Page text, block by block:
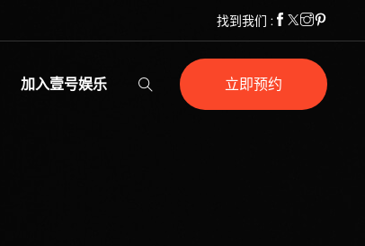
找到我们 :
加入壹号娱乐 立即预约